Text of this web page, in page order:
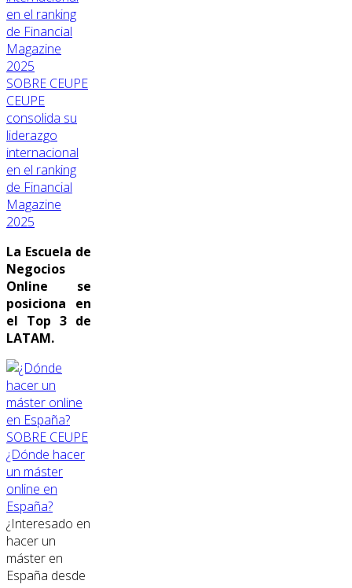
SOBRE CEUPE
CEUPE
consolida su
liderazgo
internacional
en el ranking
de Financial
Magazine
2025
La Escuela de
Negocios
Online se
posiciona en
el Top 3 de
LATAM.
SOBRE CEUPE
¿Dónde hacer
un máster
online en
España?
¿Interesado en
hacer un
máster en
España desde